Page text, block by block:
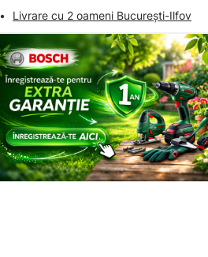
•
Livrare cu 2 oameni București-Ilfov